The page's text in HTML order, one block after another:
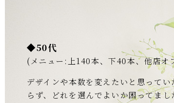
◆50代
(メニュー:上140本、下40本、他店オ
デザインや本数を変えたいと思って
らず、どれを選んでよいか困ってまし